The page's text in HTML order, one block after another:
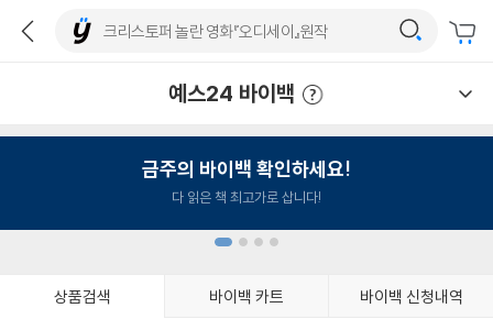
예스24 바이백
금주의 바이백 확인하세요!
다 읽은 책 최고가로 삽니다!
상품검색 바이백 카트 바이백 신청내역